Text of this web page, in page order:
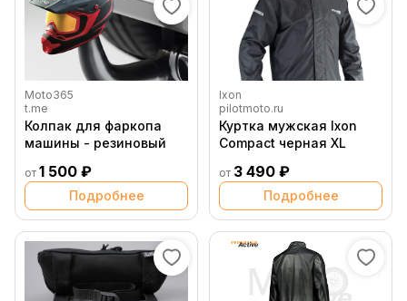
Moto365
t.me
Колпак для фаркопа
машины - резиновый
от 1 500 ₽
Подробнее
Ixon
pilotmoto.ru
Куртка мужская Ixon
Compact черная XL
от 3 490 ₽
Подробнее